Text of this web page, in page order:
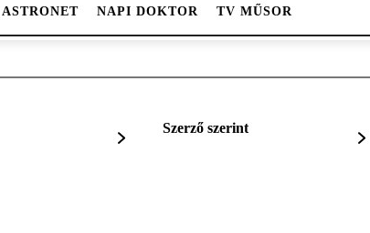
ASTRONET NAPI DOKTOR TV MŰSOR
Szerző szerint